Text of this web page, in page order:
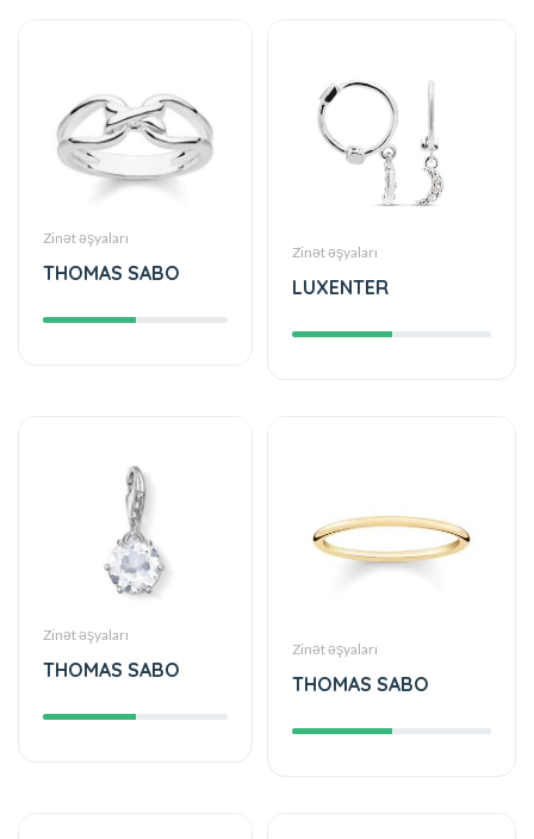
Zinət əşyaları
THOMAS SABO
Zinət əşyaları
LUXENTER
Zinət əşyaları
THOMAS SABO
Zinət əşyaları
THOMAS SABO